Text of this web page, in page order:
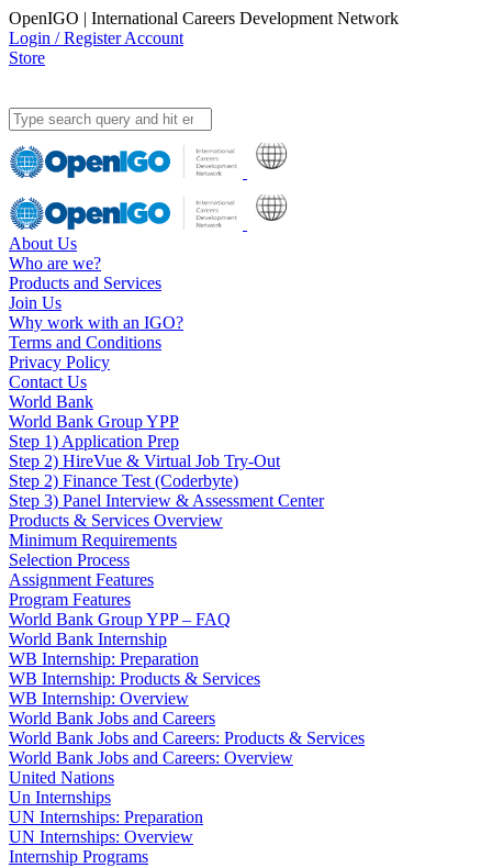
OpenIGO | International Careers Development Network
Login / Register Account
Store
About Us
Who are we?
Products and Services
Join Us
Why work with an IGO?
Terms and Conditions
Privacy Policy
Contact Us
World Bank
World Bank Group YPP
Step 1) Application Prep
Step 2) HireVue & Virtual Job Try-Out
Step 2) Finance Test (Coderbyte)
Step 3) Panel Interview & Assessment Center
Products & Services Overview
Minimum Requirements
Selection Process
Assignment Features
Program Features
World Bank Group YPP – FAQ
World Bank Internship
WB Internship: Preparation
WB Internship: Products & Services
WB Internship: Overview
World Bank Jobs and Careers
World Bank Jobs and Careers: Products & Services
World Bank Jobs and Careers: Overview
United Nations
Un Internships
UN Internships: Preparation
UN Internships: Overview
Internship Programs